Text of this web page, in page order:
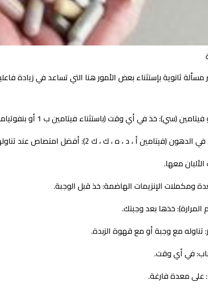
ثانوية بإستثناء بعض الأمور هنا التي تساعد في زيادة
فيتامين ب 1 أو بنفوتيامين ، يجب أن تتناوله مع الطعام أو الدهون للمساعدة في امتصاصه.)
أ ، د ، ه ، ك ، ك 2): أفضل امتصاص عند تناولها مع الطعام / الدهون.
ومكملات الإنزيمات الهاضمة: خذ قبل الوجبة.
المرارة): خذها بعد وجبتك.
مع وجبة أو مع قهوة الزبدة.
في أي وقت.